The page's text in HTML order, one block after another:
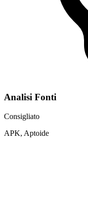
Analisi Fonti
Consigliato
APK, Aptoide